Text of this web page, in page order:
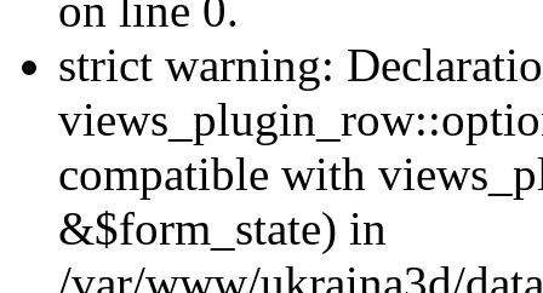
strict warning:
compatible with
&$form_state) in
/var/www/ukraina3d/